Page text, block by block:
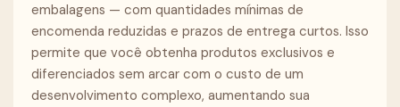
embalagens — com quantidades mínimas de
encomenda reduzidas e prazos de entrega curtos. Isso
permite que você obtenha produtos exclusivos e
diferenciados sem arcar com o custo de um
desenvolvimento complexo, aumentando sua